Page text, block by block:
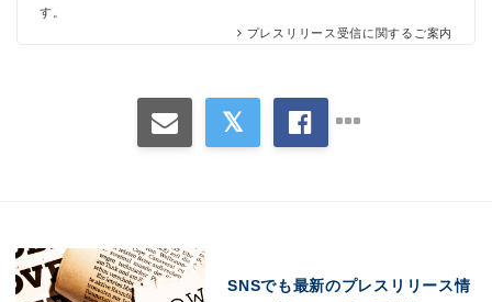
す。
プレスリリース受信に関するご案内
SNSでも最新のプレスリリース情